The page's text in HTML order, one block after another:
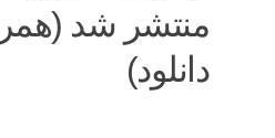
منتشر شد
دانلود)